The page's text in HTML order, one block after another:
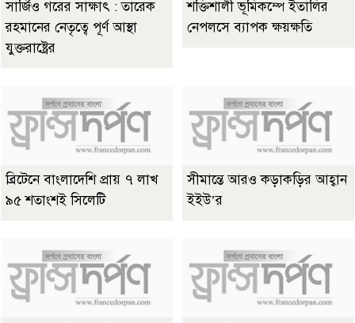
সার্জিও গরের সাক্ষাৎ : তারেক
রহমানের নেতৃত্বে পূর্ণ আস্থা
যুক্তরাষ্ট্রের
শক্তিশালী ভূমিকম্পে ইতালির
নেপলসে ব্যাপক ক্ষয়ক্ষতি
ব্রিটেনে বাংলাদেশি প্রায় ৭ লাখ
৯৫ শতাংশই সিলেটি
সীমান্তে আরও কড়াকড়ির আহ্বান
ইইউ’র